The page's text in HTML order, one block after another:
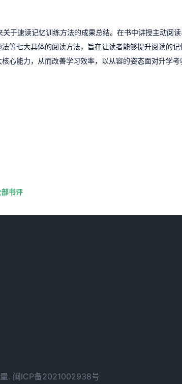
于速读记忆训练方法的成果总结。在书中讲授主动阅
等七大具体的阅读方法，旨在让读者能够提升阅读的记
心能力，从而改善学习效率，以从容的姿态面对升学考
书评
. 闽ICP备2021002938号